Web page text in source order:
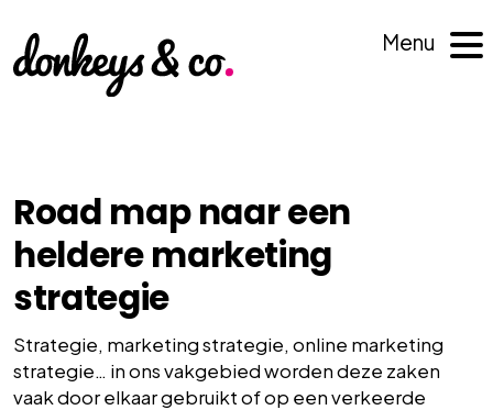
Menu
Road map naar een
heldere marketing
strategie
Strategie, marketing strategie, online marketing
strategie… in ons vakgebied worden deze zaken
vaak door elkaar gebruikt of op een verkeerde